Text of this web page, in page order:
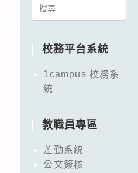
Search
校務平台系統
1campus 校務系
統
教職員專區
差勤系統
公文簽核